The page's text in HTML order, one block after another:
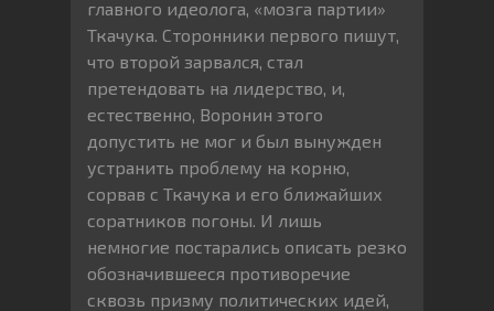
главного идеолога, «мозга партии»
Ткачука. Сторонники первого пишут,
что второй зарвался, стал
претендовать на лидерство, и,
естественно, Воронин этого
допустить не мог и был вынужден
устранить проблему на корню,
сорвав с Ткачука и его ближайших
соратников погоны. И лишь
немногие постарались описать резко
обозначившееся противоречие
сквозь призму политических идей,